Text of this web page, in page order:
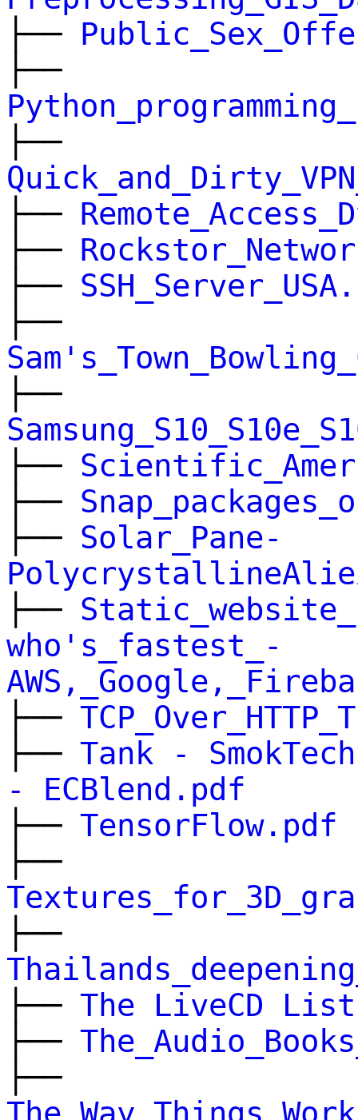
├──
├──
├──
├──
├──
├──
├──
├──
├──
├──
├── Solar_Pane-
├──
who's_fastest_-
├──
├── Tank -
- ECBlend.pdf
├── TensorFlow.pdf
├──
├──
├── The LiveCD
├──
├──